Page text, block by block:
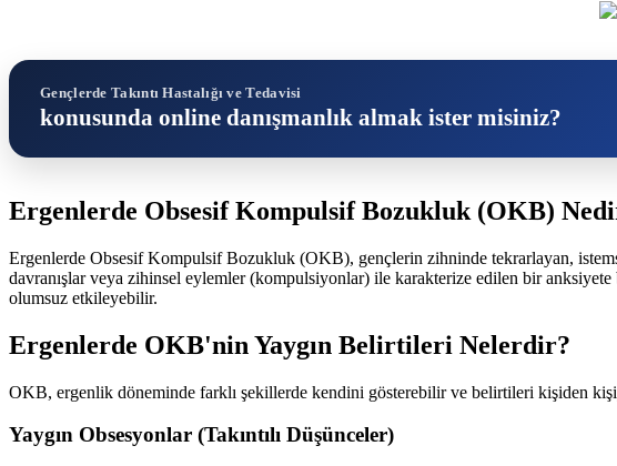
Gençlerde Takıntı Hastalığı ve Tedavisi
konusunda online danışmanlık almak ister misiniz?
Ergenlerde Obsesif Kompulsif Bozukluk (OKB)
Ergenlerde Obsesif Kompulsif Bozukluk (OKB), gençlerin zihninde tekrarlayan,
davranışlar veya zihinsel eylemler (kompulsiyonlar) ile karakterize edilen bir
olumsuz etkileyebilir.
Ergenlerde OKB'nin Yaygın Belirtileri Nelerdir?
OKB, ergenlik döneminde farklı şekillerde kendini gösterebilir ve belirtileri kişiden
Yaygın Obsesyonlar (Takıntılı Düşünceler)